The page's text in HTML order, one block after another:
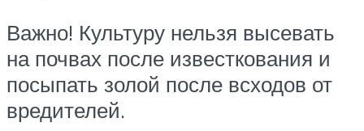
Важно! Культуру нельзя высевать
на почвах после известкования и
посыпать золой после всходов от
вредителей.